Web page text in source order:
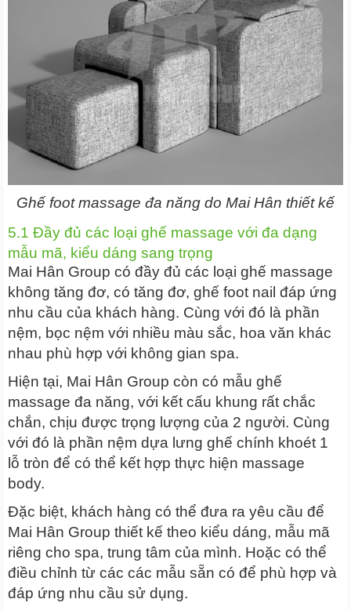
Ghế foot massage đa năng do Mai Hân thiết kế
5.1 Đầy đủ các loại ghế massage với đa dạng
mẫu mã, kiểu dáng sang trọng
Mai Hân Group có đầy đủ các loại ghế massage
không tăng đơ, có tăng đơ, ghế foot nail đáp ứng
nhu cầu của khách hàng. Cùng với đó là phần
nệm, bọc nệm với nhiều màu sắc, hoa văn khác
nhau phù hợp với không gian spa.
Hiện tại, Mai Hân Group còn có mẫu ghế
massage đa năng, với kết cấu khung rất chắc
chắn, chịu được trọng lượng của 2 người. Cùng
với đó là phần nệm dựa lưng ghế chính khoét 1
lỗ tròn để có thể kết hợp thực hiện massage
body.
Đặc biệt, khách hàng có thể đưa ra yêu cầu để
Mai Hân Group thiết kế theo kiểu dáng, mẫu mã
riêng cho spa, trung tâm của mình. Hoặc có thể
điều chỉnh từ các các mẫu sẵn có để phù hợp và
đáp ứng nhu cầu sử dụng.